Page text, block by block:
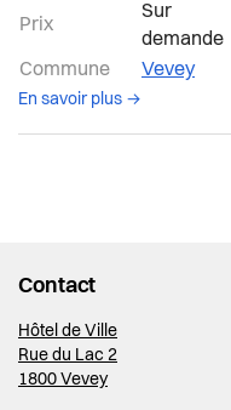
Prix
Sur
demande
Commune
Vevey
En savoir plus →
Contact
Hôtel de Ville
Rue du Lac 2
1800 Vevey